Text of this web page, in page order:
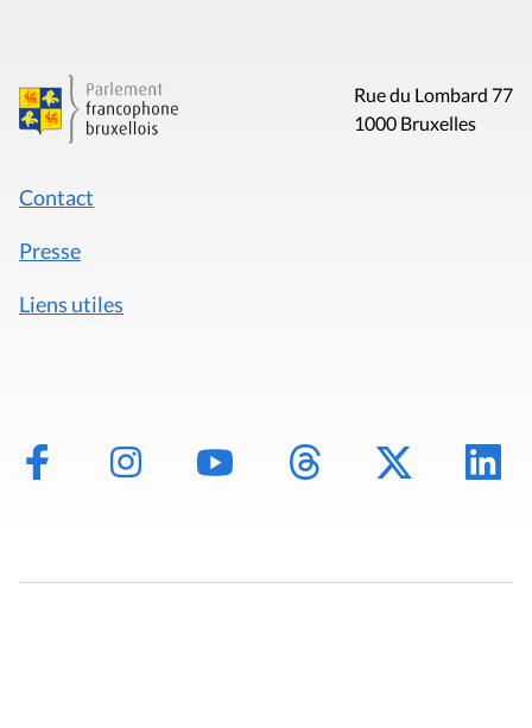
Rue du Lombard 77
1000 Bruxelles
Contact
Presse
Liens utiles